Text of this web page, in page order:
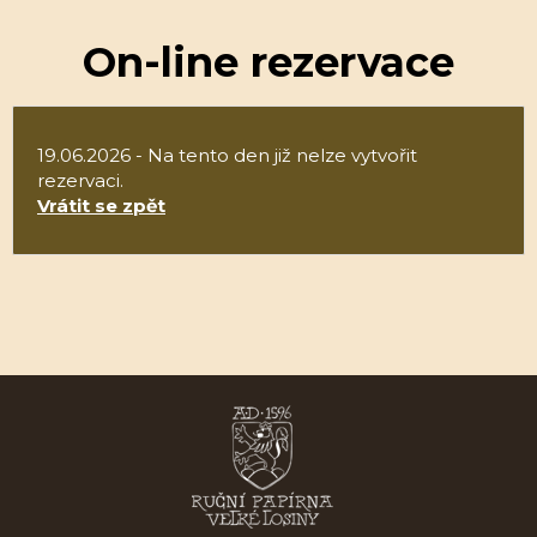
On-line rezervace
19.06.2026 - Na tento den již nelze vytvořit
rezervaci.
Vrátit se zpět